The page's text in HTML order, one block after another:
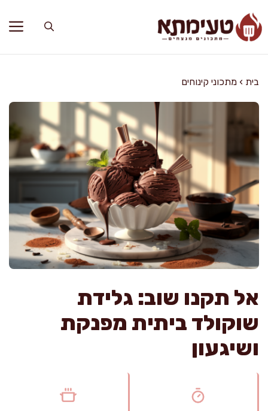
לתוכן
בית › מתכוני קינוחים
אל תקנו שוב: גלידת
שוקולד ביתית מפנקת
ושיגעון